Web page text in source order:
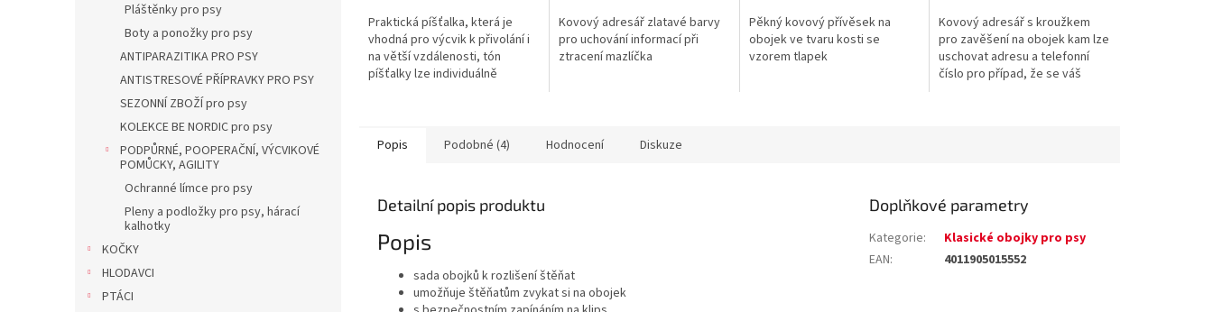
Pláštěnky pro psy
Boty a ponožky pro psy
ANTIPARAZITIKA PRO PSY
ANTISTRESOVÉ PŘÍPRAVKY PRO PSY
SEZONNÍ ZBOŽÍ pro psy
KOLEKCE BE NORDIC pro psy
PODPŮRNÉ, POOPERAČNÍ, VÝCVIKOVÉ
POMŮCKY, AGILITY
Ochranné límce pro psy
Pleny a podložky pro psy, hárací
kalhotky
KOČKY
HLODAVCI
PTÁCI
Praktická píšťalka, která je
vhodná pro výcvik k přivolání i
na větší vzdálenosti, tón
píšťalky lze individuálně
Kovový adresář zlatavé barvy
pro uchování informací při
ztracení mazlíčka
Pěkný kovový přívěsek na
obojek ve tvaru kosti se
vzorem tlapek
Kovový adresář s kroužkem
pro zavěšení na obojek kam lze
uschovat adresu a telefonní
číslo pro případ, že se váš
Popis Podobné (4) Hodnocení Diskuze
Detailní popis produktu
Popis
sada obojků k rozlišení štěňat
umožňuje štěňatům zvykat si na obojek
Doplňkové parametry
Kategorie:
Klasické obojky pro psy
EAN: 4011905015552